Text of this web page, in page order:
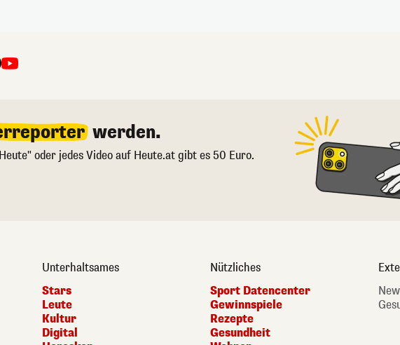
werden.
oder jedes Video auf Heute.at gibt es 50 Euro.
Unterhaltsames
Stars
Leute
Kultur
Digital
Nützliches
Sport Datencenter
Gewinnspiele
Rezepte
Gesundheit